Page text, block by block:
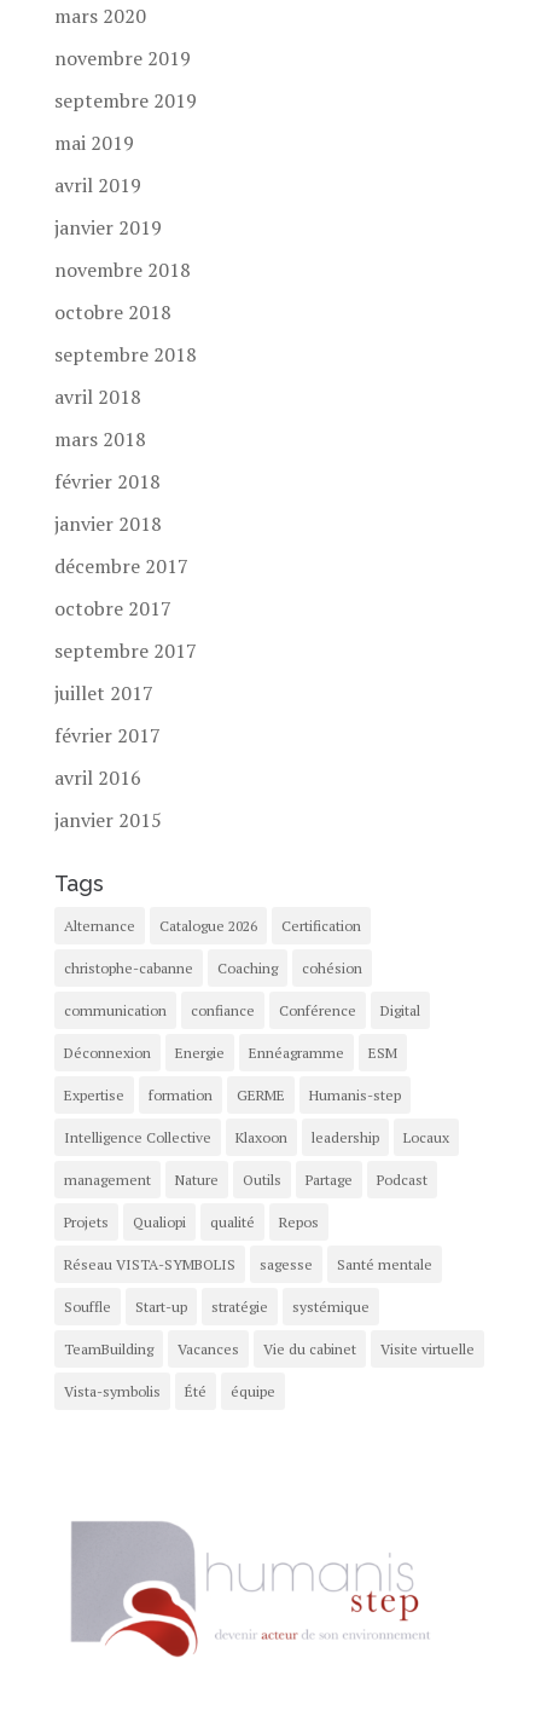
mars 2020
novembre 2019
septembre 2019
mai 2019
avril 2019
janvier 2019
novembre 2018
octobre 2018
septembre 2018
avril 2018
mars 2018
février 2018
janvier 2018
décembre 2017
octobre 2017
septembre 2017
juillet 2017
février 2017
avril 2016
janvier 2015
Tags
Alternance Catalogue 2026 Certification
christophe-cabanne Coaching cohésion
communication confiance Conférence Digital
Déconnexion Energie Ennéagramme ESM
Expertise formation GERME Humanis-step
Intelligence Collective Klaxoon leadership Locaux
management Nature Outils Partage Podcast
Projets Qualiopi qualité Repos
Réseau VISTA-SYMBOLIS sagesse Santé mentale
Souffle Start-up stratégie systémique
TeamBuilding Vacances Vie du cabinet Visite virtuelle
Vista-symbolis Été équipe